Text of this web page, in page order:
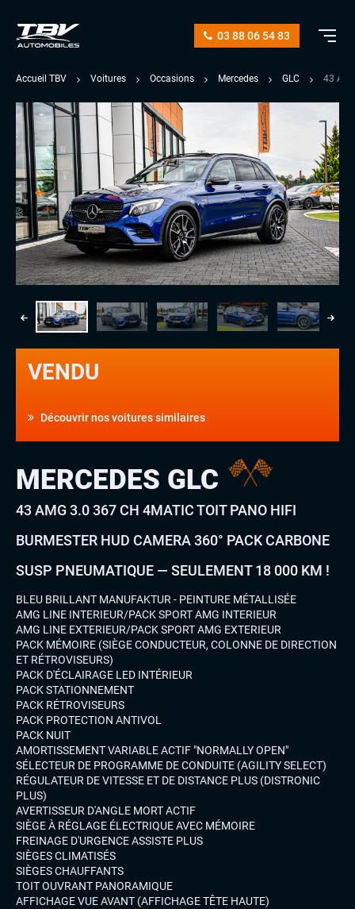
03 88 06 54 83
Accueil TBV Voitures Occasions Mercedes GLC 43
VENDU
Découvrir nos voitures similaires
MERCEDES GLC
43 AMG 3.0 367 CH 4MATIC TOIT PANO HIFI
BURMESTER HUD CAMERA 360° PACK CARBONE
SUSP PNEUMATIQUE — SEULEMENT 18 000 KM !
BLEU BRILLANT MANUFAKTUR - PEINTURE MÉTALLISÉE
AMG LINE INTERIEUR/PACK SPORT AMG INTERIEUR
AMG LINE EXTERIEUR/PACK SPORT AMG EXTERIEUR
PACK MÉMOIRE (SIÈGE CONDUCTEUR, COLONNE DE DIRECTION
ET RÉTROVISEURS)
PACK D'ÉCLAIRAGE LED INTÉRIEUR
PACK STATIONNEMENT
PACK RÉTROVISEURS
PACK PROTECTION ANTIVOL
PACK NUIT
AMORTISSEMENT VARIABLE ACTIF "NORMALLY OPEN"
SÉLECTEUR DE PROGRAMME DE CONDUITE (AGILITY SELECT)
RÉGULATEUR DE VITESSE ET DE DISTANCE PLUS (DISTRONIC
PLUS)
AVERTISSEUR D'ANGLE MORT ACTIF
SIÈGE À RÉGLAGE ÉLECTRIQUE AVEC MÉMOIRE
FREINAGE D'URGENCE ASSISTE PLUS
SIÈGES CLIMATISÉS
SIÈGES CHAUFFANTS
TOIT OUVRANT PANORAMIQUE
AFFICHAGE VUE AVANT (AFFICHAGE TÊTE HAUTE)